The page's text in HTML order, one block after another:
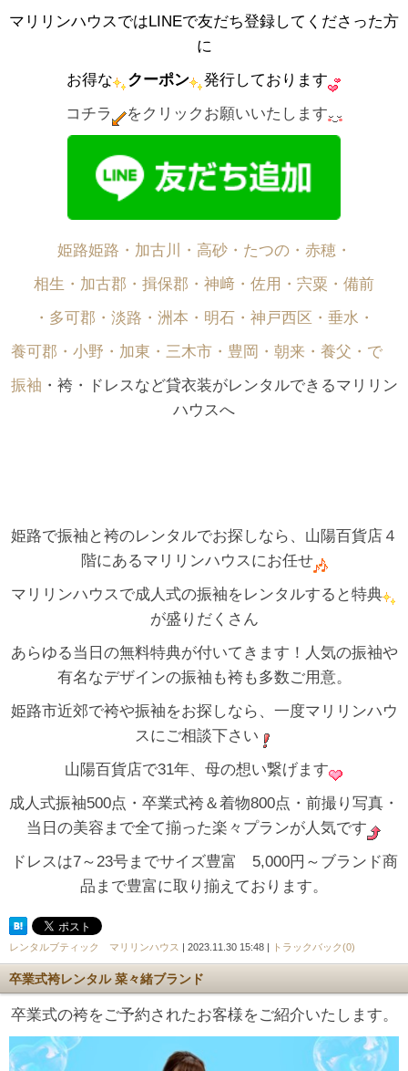
マリリンハウスではLINEで友だち登録してくださった方
に
お得な
クーポン
発行しております
コチラ
をクリックお願いいたします
姫路姫路・加古川・高砂・たつの・赤穂・
相生・加古郡・揖保郡・神﨑・佐用・宍粟・備前
・多可郡・淡路・洲本・明石・神戸西区・垂水・
養可郡・小野・加東・三木市・豊岡・朝来・養父・で゙
振袖 ・袴・ドレスなど貸衣装がレンタルできるマリリン
ハウスへ
姫路で振袖と袴のレンタルでお探しなら、山陽百貨店４
階にあるマリリンハウスにお任せ
マリリンハウスで成人式の振袖をレンタルすると特典
が盛りだくさん
あらゆる当日の無料特典が付いてきます！人気の振袖や
有名なデザインの振袖も袴も多数ご用意。
姫路市近郊で袴や振袖をお探しなら、一度マリリンハウ
スにご相談下さい
山陽百貨店で31年、母の想い繋げます
成人式振袖500点・卒業式袴＆着物800点・前撮り写真・
当日の美容まで全て揃った楽々プランが人気です
ドレスは7～23号までサイズ豊富 5,000円～ブランド商
品まで豊富に取り揃えております。
レンタルブティック マリリンハウス | 2023.11.30 15:48 | トラックバック(0)
卒業式袴レンタル 菜々緒ブランド
卒業式の袴をご予約されたお客様をご紹介いたします。